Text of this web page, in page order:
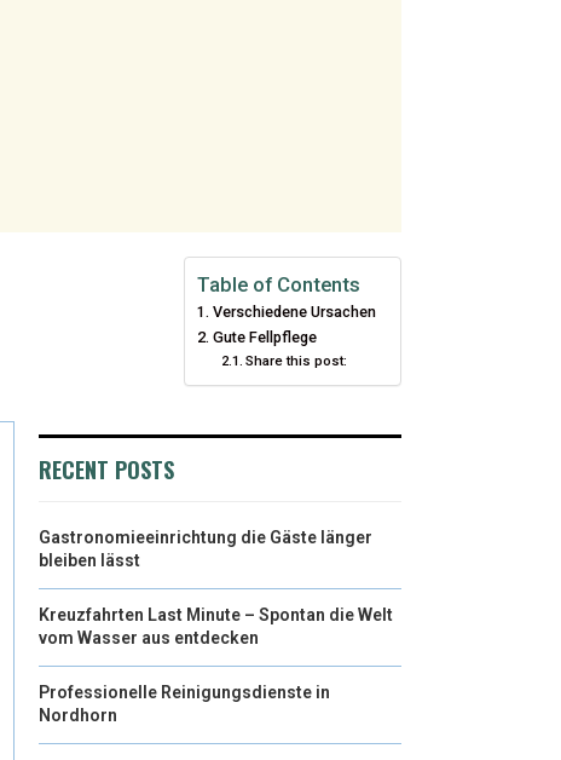
Table of Contents
Verschiedene Ursachen
Gute Fellpflege
Share this post:
RECENT POSTS
Gastronomieeinrichtung die Gäste länger
bleiben lässt
Kreuzfahrten Last Minute – Spontan die Welt
vom Wasser aus entdecken
Professionelle Reinigungsdienste in
Nordhorn